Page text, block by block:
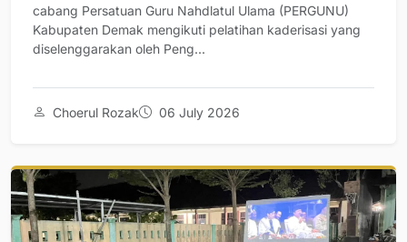
cabang Persatuan Guru Nahdlatul Ulama (PERGUNU)
Kabupaten Demak mengikuti pelatihan kaderisasi yang
diselenggarakan oleh Peng...
Choerul Rozak 06 July 2026